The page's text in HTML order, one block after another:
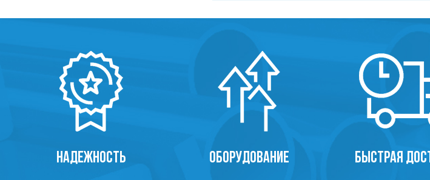
НАДЕЖНОСТЬ ОБОРУДОВАНИЕ БЫСТРАЯ